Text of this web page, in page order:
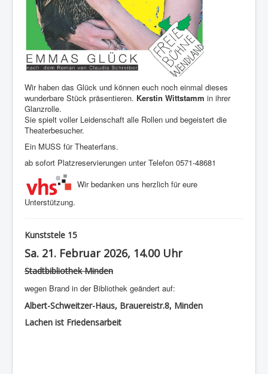
Wir haben das Glück und können euch noch einmal dieses
wunderbare Stück präsentieren. Kerstin Wittstamm in ihrer
Glanzrolle.
Sie spielt voller Leidenschaft alle Rollen und begeistert die
Theaterbesucher.
Ein MUSS für Theaterfans.
ab sofort Platzreservierungen unter Telefon 0571-48681
Wir bedanken uns herzlich für eure
Unterstützung.
Kunststele 15
Sa. 21. Februar 2026, 14.00 Uhr
Stadtbibliothek Minden
wegen Brand in der Bibliothek geändert auf:
Albert-Schweitzer-Haus, Brauereistr.8, Minden
Lachen ist Friedensarbeit